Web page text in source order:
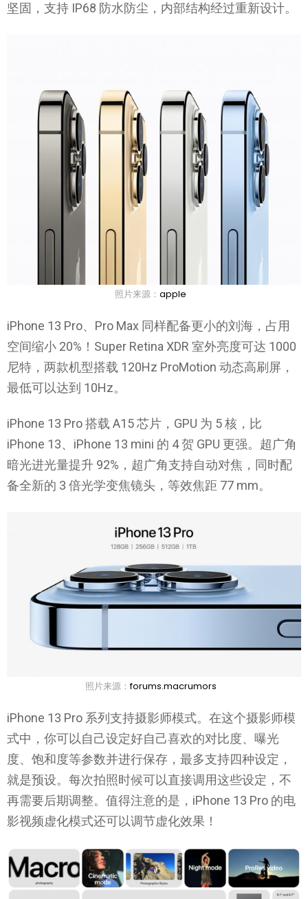
坚固，支持 IP68 防水防尘，内部结构经过重新设计。
照片来源： apple
iPhone 13 Pro、Pro Max 同样配备更小的刘海，占用
空间缩小 20%！Super Retina XDR 室外亮度可达 1000
尼特，两款机型搭载 120Hz ProMotion 动态高刷屏，
最低可以达到 10Hz。
iPhone 13 Pro 搭载 A15 芯片，GPU 为 5 核，比
iPhone 13、iPhone 13 mini 的 4 贺 GPU 更强。超广角
暗光进光量提升 92%，超广角支持自动对焦，同时配
备全新的 3 倍光学变焦镜头，等效焦距 77 mm。
照片来源：forums.macrumors
iPhone 13 Pro 系列支持摄影师模式。在这个摄影师模
式中，你可以自己设定好自己喜欢的对比度、曝光
度、饱和度等参数并进行保存，最多支持四种设定，
就是预设。每次拍照时候可以直接调用这些设定，不
再需要后期调整。值得注意的是，iPhone 13 Pro 的电
影视频虚化模式还可以调节虚化效果！